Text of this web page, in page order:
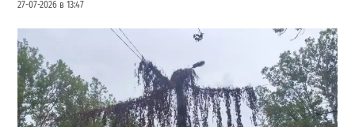
27-07-2026 в 13:47